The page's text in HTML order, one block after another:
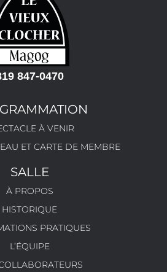
847-0470
À VENIR
ET CARTE DE MEMBRE
SALLE
À PROPOS
HISTORIQUE
PRATIQUES
L’ÉQUIPE